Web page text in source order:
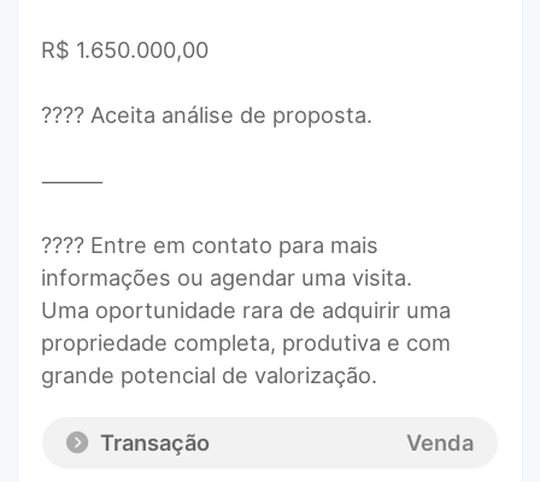
R$ 1.650.000,00
???? Aceita análise de proposta.
⸻
???? Entre em contato para mais
informações ou agendar uma visita.
Uma oportunidade rara de adquirir uma
propriedade completa, produtiva e com
grande potencial de valorização.
Transação Venda